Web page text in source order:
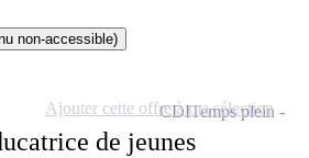
non-accessible)
de jeunes
CDITemps plein
Ajouter cette offre à ma sélection